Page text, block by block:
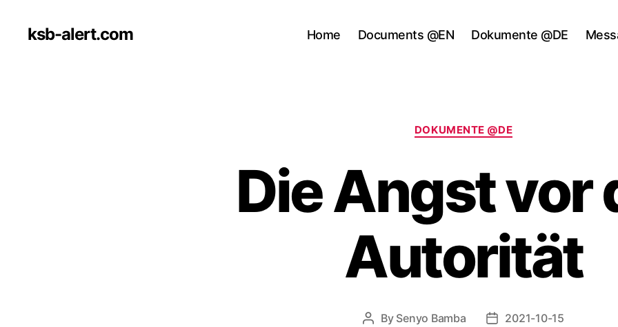
ksb-alert.com Home Documents @EN Dokumente @DE
Categories
DOKUMENTE @DE
Die Angst vor
Autorität
Post
By Senyo Bamba
Post2021-10-15